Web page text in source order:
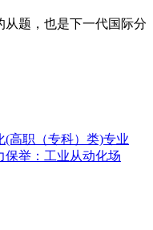
题，也是下一代国际分
高职（专科）类)专业
保举：工业从动化场